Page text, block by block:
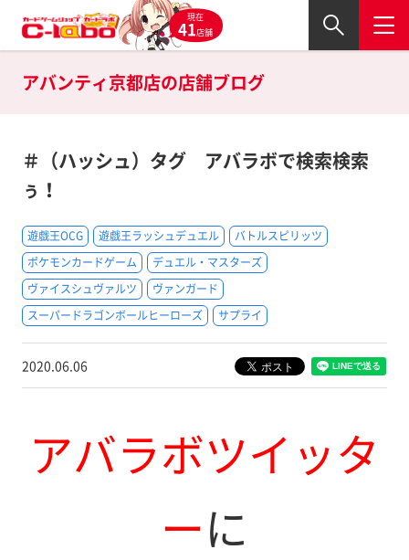
現在
41店舗
アバンティ京都店の店舗ブログ
＃（ハッシュ）タグ アバラボで検索検索
ぅ！
遊戯王OCG 遊戯王ラッシュデュエル
バトルスピリッツ
ポケモンカードゲーム
デュエル・マスターズ
ヴァイスシュヴァルツ
ヴァンガード
スーパードラゴンボールヒーローズ
サプライ
2020.06.06
アバラボツイッタ
ーに